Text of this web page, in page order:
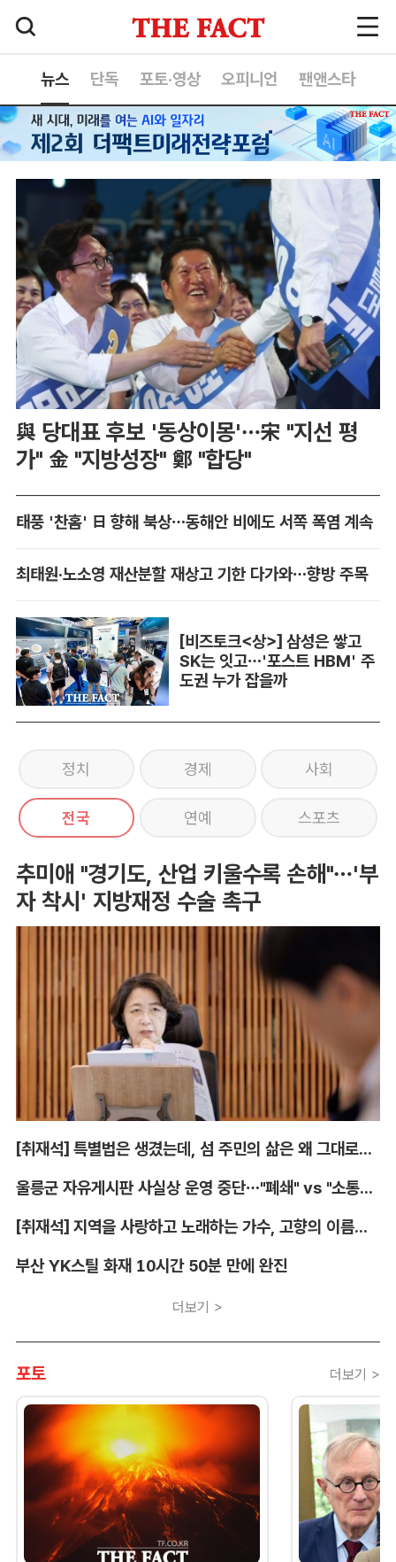
뉴스 단독 포토·영상 오피니언 팬앤스타
與 당대표 후보 '동상이몽'…宋 "지선 평
가" 金 "지방성장" 鄭 "합당"
태풍 '찬홈' 日 향해 북상…동해안 비에도 서쪽 폭염 계속
최태원·노소영 재산분할 재상고 기한 다가와…향방 주목
[비즈토크<상>] 삼성은 쌓고
SK는 잇고…'포스트 HBM' 주
도권 누가 잡을까
정치 경제 사회
전국 연예 스포츠
추미애 "경기도, 산업 키울수록 손해"…'부
자 착시' 지방재정 수술 촉구
[취재석] 특별법은 생겼는데, 섬 주민의 삶은 왜 그대로인가
울릉군 자유게시판 사실상 운영 중단…"폐쇄" vs "소통창구 지켜야"
[취재석] 지역을 사랑하고 노래하는 가수, 고향의 이름을 남긴다
부산 YK스틸 화재 10시간 50분 만에 완진
더보기 >
포토 더보기 >